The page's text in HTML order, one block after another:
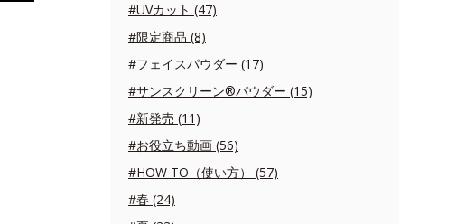
#UVカット (47)
#限定商品 (8)
#フェイスパウダー (17)
#サンスクリーン®パウダー (15)
#新発売 (11)
#お役立ち動画 (56)
#HOW TO（使い方） (57)
#春 (24)